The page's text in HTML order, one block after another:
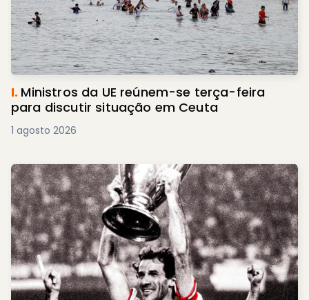
I. Ministros da UE reúnem-se terça-feira
para discutir situação em Ceuta
1 agosto 2026